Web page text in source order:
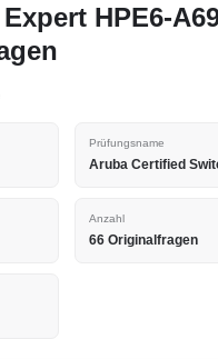
HPE6-
Prüfungsname
Aruba Certified
Anzahl
66 Originalfragen